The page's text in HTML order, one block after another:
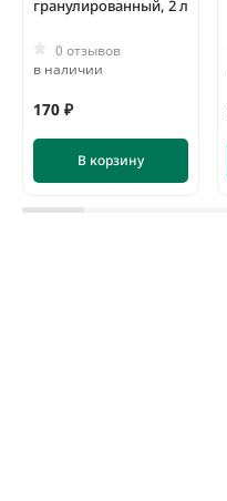
гранулированный, 2 л
0 отзывов
в наличии
170 ₽
В корзину